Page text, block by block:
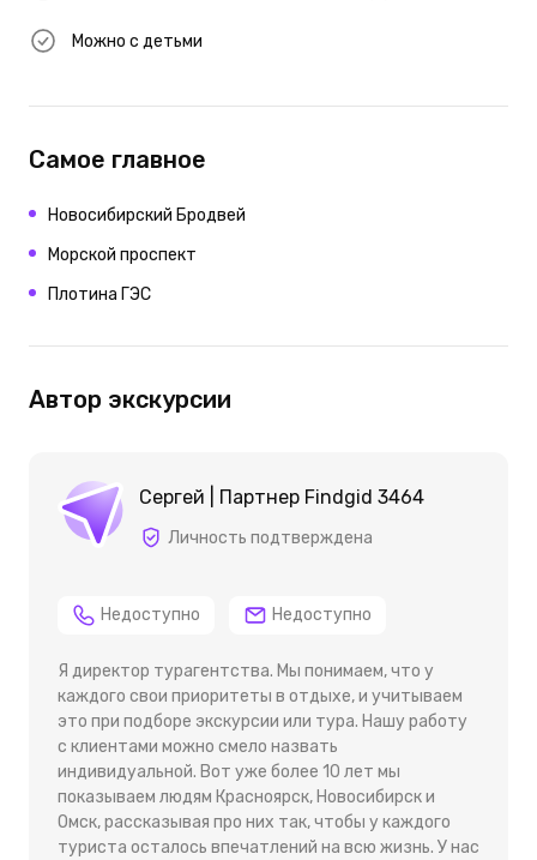
Можно с детьми
Самое главное
Новосибирский Бродвей
Морской проспект
Плотина ГЭС
Автор экскурсии
Сергей | Партнер Findgid 3464
Личность подтверждена
Недоступно Недоступно
Я директор турагентства. Мы понимаем, что у
каждого свои приоритеты в отдыхе, и учитываем
это при подборе экскурсии или тура. Нашу работу
с клиентами можно смело назвать
индивидуальной. Вот уже более 10 лет мы
показываем людям Красноярск, Новосибирск и
Омск, рассказывая про них так, чтобы у каждого
туриста осталось впечатлений на всю жизнь. У нас